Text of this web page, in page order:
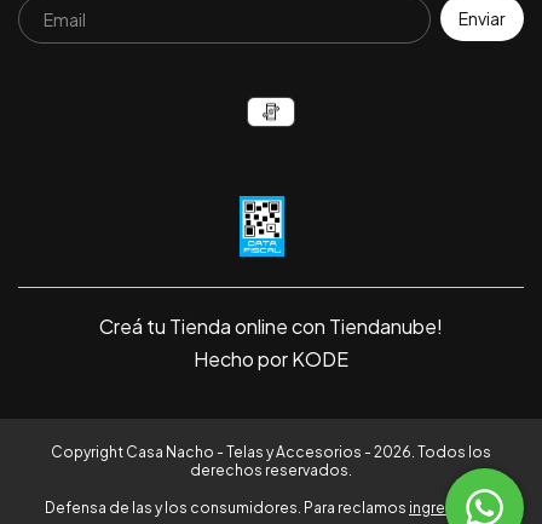
Creá tu Tienda online con Tiendanube!
Hecho por KODE
Copyright Casa Nacho - Telas y Accesorios - 2026. Todos los
derechos reservados.
Defensa de las y los consumidores. Para reclamos ingrese aquí